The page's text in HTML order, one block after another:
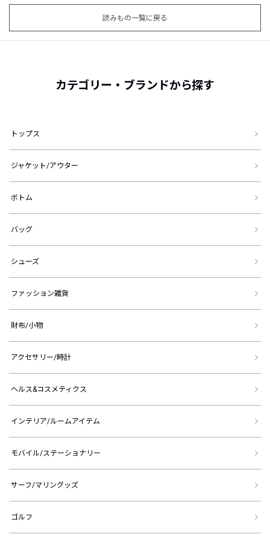
読みもの一覧に戻る
カテゴリー・ブランドから探す
トップス
ジャケット/アウター
ボトム
バッグ
シューズ
ファッション雑貨
財布/小物
アクセサリー/時計
ヘルス&コスメティクス
インテリア/ルームアイテム
モバイル/ステーショナリー
サーフ/マリングッズ
ゴルフ